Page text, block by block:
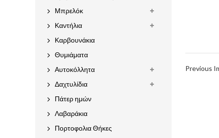
Previous
Μπρελόκ
Καντήλια
Καρβουνάκια
Θυμιάματα
Αυτοκόλλητα
Δαχτυλίδια
Πάτερ ημών
Λαβαράκια
Πορτοφολια Θήκες